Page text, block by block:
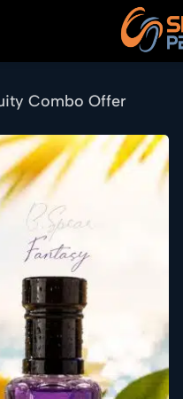
Combo Offer